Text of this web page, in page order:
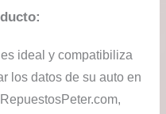
ideal y compatibiliza
los datos de su auto en